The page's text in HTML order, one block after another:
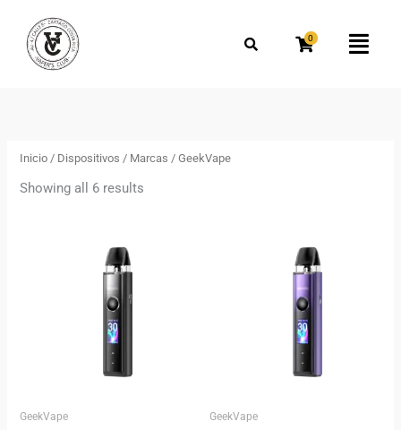
0
Inicio / Dispositivos / Marcas / GeekVape
Showing all 6 results
GeekVape GeekVape